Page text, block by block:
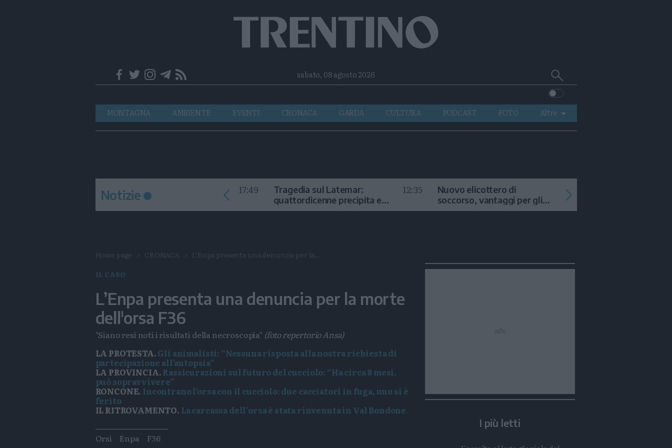
Telegram
RSSsabato, 08 agosto 2026 Cerca
su
Trentino
Navigazione
principale
MONTAGNA AMBIENTE EVENTI CRONACA GARDA CULTURA PODCAST FOTO
Altre
VIDEO
Notizie 17:49
Tragedia sul Latemar:
quattordicenne precipita e
muore
12:35
Nuovo elicottero di
soccorso, vantaggi per gli
interventi in alta quota
Home page CRONACA L’Enpa presenta una denuncia per la...
IL CASO
L’Enpa presenta una denuncia per la morte
dell'orsa F36
"Siano resi noti i risultati della necroscopia" (foto repertorio Ansa)
LA PROTESTA.Gli animalisti: “Nessuna risposta alla nostra richiesta di
partecipazione all’autopsia”
LA PROVINCIA.Rassicurazioni sul futuro del cucciolo: “Ha circa 8 mesi,
può sopravvivere”
RONCONE. Incontrano l’orsa con il cucciolo: due cacciatori in fuga, uno si è
ferito
IL RITROVAMENTO. La carcassa dell'orsa è stata rinvenuta in Val Bondone
Tags
Orsi Enpa
F36
I più letti